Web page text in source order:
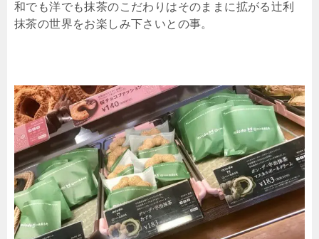
和でも洋でも抹茶のこだわりはそのままに拡がる辻利
抹茶の世界をお楽しみ下さいとの事。